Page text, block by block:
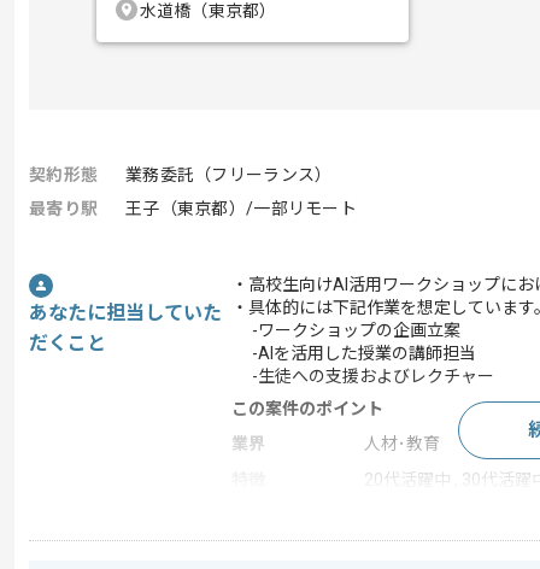
水道橋（東京都）
契約形態
業務委託（フリーランス）
最寄り駅
王子（東京都）/一部リモート
あなたに担当していた
だくこと
・高校生向けAI活用ワークショップに
・具体的には下記作業を想定しています
-ワークショップの企画立案
-AIを活用した授業の講師担当
-生徒への支援およびレクチャー
この案件のポイント
業界
人材･教育
20代活躍中 , 30代活躍